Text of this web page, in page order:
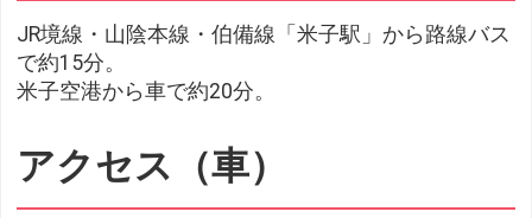
JR境線・山陰本線・伯備線「米子駅」から路線バス
で約15分。
米子空港から車で約20分。
アクセス（車）